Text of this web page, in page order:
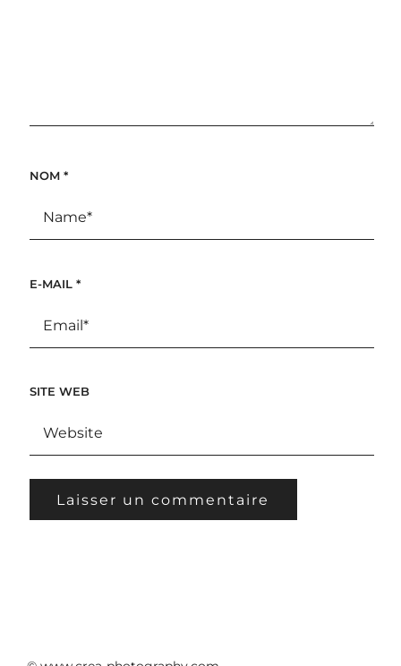
NOM *
E-MAIL *
SITE WEB